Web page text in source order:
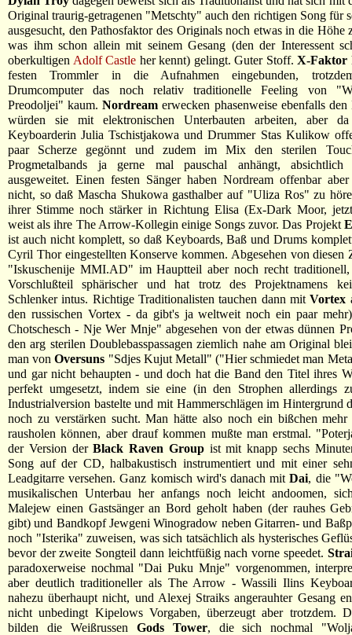
Original traurig-getragenen "Metschty" auch den richtigen Song für
ausgesucht, den Pathosfaktor des Originals noch etwas in die Höhe
was ihm schon allein mit seinem Gesang (den der Interessent
oberkultigen Adolf Castle her kennt) gelingt. Guter Stoff. X-Faktor
festen Trommler in die Aufnahmen eingebunden,
Drumcomputer das noch relativ traditionelle Feeling von
Preodoljei" kaum.Nordream erwecken phasenweise ebenfalls
würden sie mit elektronischen Unterbauten arbeiten, aber
Keyboarderin Julia Tschistjakowa und Drummer Stas Kulikow
paar Scherze gegönnt und zudem im Mix den sterilen
Progmetalbands ja gerne mal pauschal anhängt,
ausgeweitet. Einen festen Sänger haben Nordream offenbar
nicht, so daß Mascha Shukowa gasthalber auf "Uliza Ros" zu
ihrer Stimme noch stärker in Richtung Elisa (Ex-Dark Moor,
weist als ihre The Arrow-Kollegin einige Songs zuvor. Das Projekt
ist auch nicht komplett, so daß Keyboards, Baß und Drums
Cyril Thor eingestellten Konserve kommen. Abgesehen von diesen
"Iskuschenije MMI.AD" im Hauptteil aber noch recht
Vorschlußteil sphärischer und hat trotz des Projektnamens
Schlenker intus. Richtige Traditionalisten tauchen dann mitVortex
den russischen Vortex - da gibt's ja weltweit noch ein paar
Chotschesch - Nje Wer Mnje" abgesehen von der etwas dünnen
den arg sterilen Doublebasspassagen ziemlich nahe am Original
man vonOversuns "Sdjes Kujut Metall" ("Hier schmiedet man
und gar nicht behaupten - und doch hat die Band den Titel ihres
perfekt umgesetzt, indem sie eine (in den Strophen allerdings
Industrialversion bastelte und mit Hammerschlägen im Hintergrund
noch zu verstärken sucht. Man hätte also noch ein bißchen mehr
rausholen können, aber drauf kommen mußte man erstmal.
der Version derBlack Raven Groupist mit knapp sechs
Song auf der CD, halbakustisch instrumentiert und mit einer
Leadgitarre versehen. Ganz komisch wird's danach mitDai, die
musikalischen Unterbau her anfangs noch leicht andoomen,
Malejew einen Gastsänger an Bord geholt haben (der rauhes
gibt) und Bandkopf Jewgeni Winogradow neben Gitarren- und
noch "Isterika" zuweisen, was sich tatsächlich als hysterisches
bevor der zweite Songteil dann leichtfüßig nach vorne speedet.
paradoxerweise nochmal "Dai Puku Mnje" vorgenommen,
aber deutlich traditioneller als The Arrow - Wassili Ilins
nahezu überhaupt nicht, und Alexej Straiks angerauhter Gesang
nicht unbedingt Kipelows Vorgaben, überzeugt aber trotzdem.
bilden die Weißrussen Gods Tower, die sich nochmal